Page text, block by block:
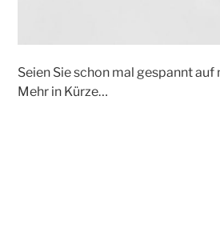
Seien Sie schon mal gespannt
Mehr in Kürze…